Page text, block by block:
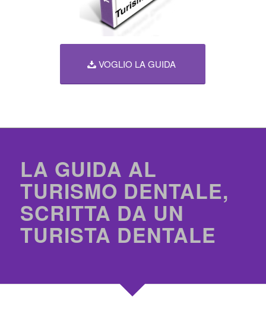
VOGLIO LA GUIDA
LA GUIDA AL
TURISMO DENTALE,
SCRITTA DA UN
TURISTA DENTALE